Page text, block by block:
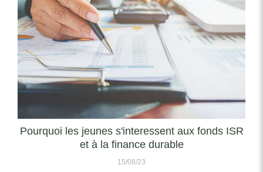
Pourquoi les jeunes s'interessent aux fonds ISR
et à la finance durable
15/08/23